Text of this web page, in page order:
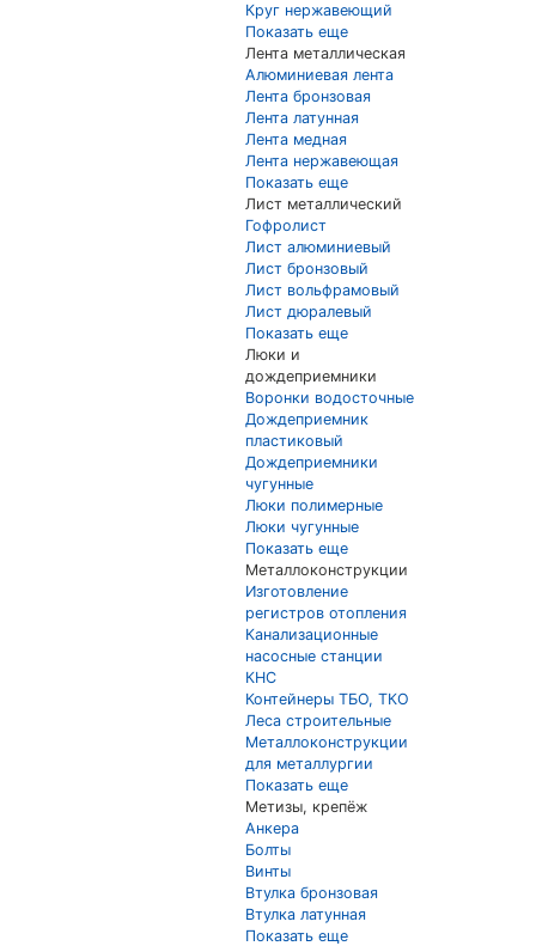
Круг нержавеющий
Показать еще
Лента металлическая
Алюминиевая лента
Лента бронзовая
Лента латунная
Лента медная
Лента нержавеющая
Показать еще
Лист металлический
Гофролист
Лист алюминиевый
Лист бронзовый
Лист вольфрамовый
Лист дюралевый
Показать еще
Люки и
дождеприемники
Воронки водосточные
Дождеприемник
пластиковый
Дождеприемники
чугунные
Люки полимерные
Люки чугунные
Показать еще
Металлоконструкции
Изготовление
регистров отопления
Канализационные
насосные станции
КНС
Контейнеры ТБО, ТКО
Леса строительные
Металлоконструкции
для металлургии
Показать еще
Метизы, крепёж
Анкера
Болты
Винты
Втулка бронзовая
Втулка латунная
Показать еще